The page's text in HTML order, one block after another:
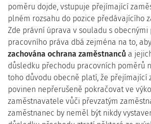
poměru dojde, vstupuje přejímající
plném rozsahu do pozice předávajícího
Zde právní úprava v souladu s obecnými
pracovního práva dbá zejména na to,
zachována ochrana zaměstnanců a
důsledku přechodu pracovních poměrů
toho důvodu obecně platí, že přejímající
povinen nepřerušeně pokračovat ve
zaměstnavatele vůči převzatým
zaměstnanec by neměl být nikdy